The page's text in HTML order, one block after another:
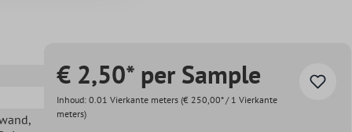
,
€ 2,50* per Sample
Inhoud: 0.01 Vierkante meters (€ 250,00* / 1 Vierkante
meters)